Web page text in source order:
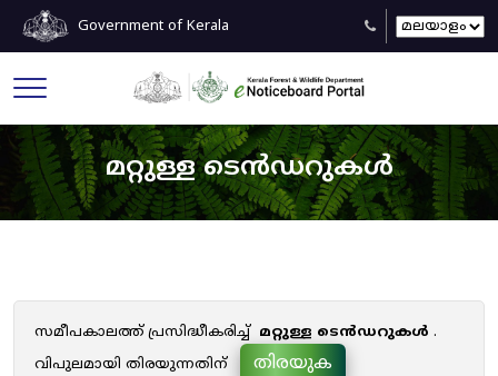
Government of Kerala
മറ്റുള്ള ടെൻഡറുകൾ
സമീപകാലത്ത് പ്രസിദ്ധീകരിച്ച് മറ്റുള്ള ടെൻഡറുകൾ .
വിപുലമായി തിരയുന്നതിന്
തിരയുക